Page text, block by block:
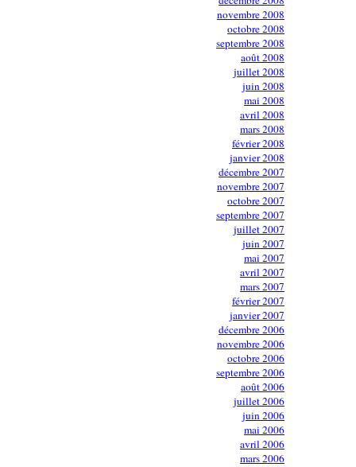
novembre 2008
octobre 2008
septembre 2008
août 2008
juillet 2008
juin 2008
mai 2008
avril 2008
mars 2008
février 2008
janvier 2008
décembre 2007
novembre 2007
octobre 2007
septembre 2007
juillet 2007
juin 2007
mai 2007
avril 2007
mars 2007
février 2007
janvier 2007
décembre 2006
novembre 2006
octobre 2006
septembre 2006
août 2006
juillet 2006
juin 2006
mai 2006
avril 2006
mars 2006